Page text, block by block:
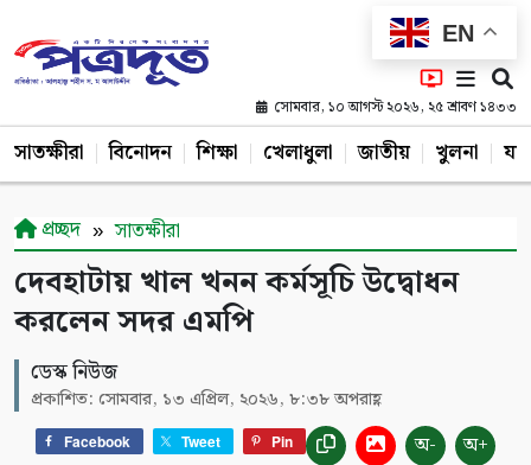
EN
সোমবার, ১০ আগস্ট ২০২৬, ২৫ শ্রাবণ ১৪৩৩
সাতক্ষীরা বিনোদন শিক্ষা খেলাধুলা জাতীয় খুলনা
প্রচ্ছদ সাতক্ষীরা
দেবহাটায় খাল খনন কর্মসূচি উদ্বোধন
করলেন সদর এমপি
ডেস্ক নিউজ
প্রকাশিত: সোমবার, ১৩ এপ্রিল, ২০২৬, ৮:৩৮ অপরাহ্ণ
Facebook Tweet Pin অ- অ+